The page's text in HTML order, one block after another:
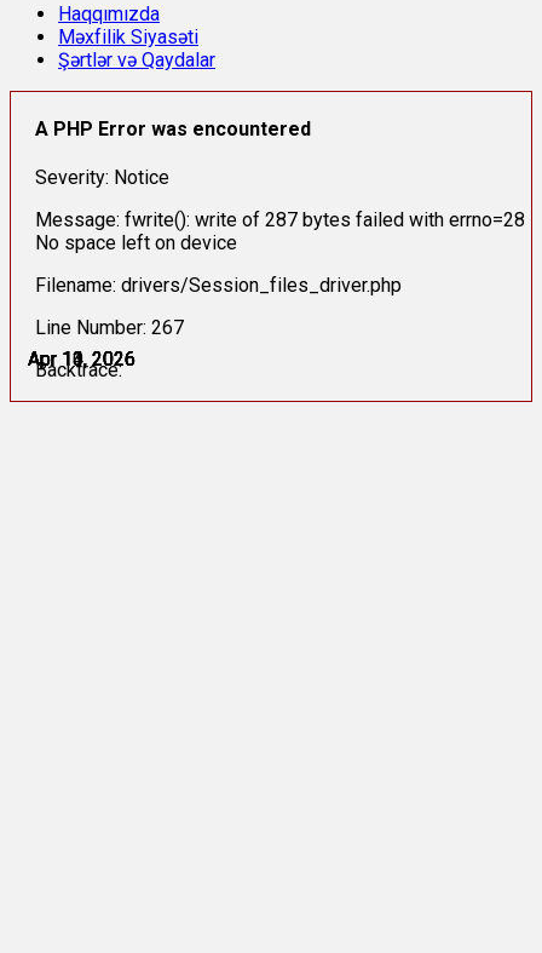
Apr 10, 2026
Apr 11, 2026
Apr 11, 2026
Apr 13, 2026
Apr 13, 2026
Apr 14, 2026
Haqqımızda
Məxfilik Siyasəti
Şərtlər və Qaydalar
A PHP Error was encountered
Severity: Notice
Message: fwrite(): write of 287 bytes failed with errno=28
No space left on device
Filename: drivers/Session_files_driver.php
Line Number: 267
Backtrace: